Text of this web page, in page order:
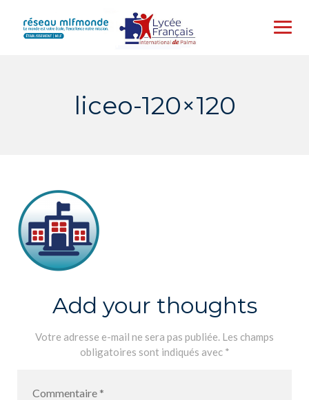
content
liceo-120×120
Add your thoughts
Votre adresse e-mail ne sera pas publiée. Les champs
obligatoires sont indiqués avec *